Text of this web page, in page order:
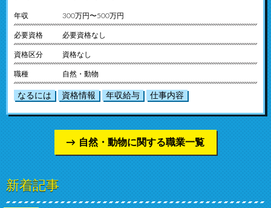
年収 300万円〜500万円
必要資格 必要資格なし
資格区分 資格なし
職種 自然・動物
なるには 資格情報 年収給与 仕事内容
自然・動物に関する職業一覧
新着記事